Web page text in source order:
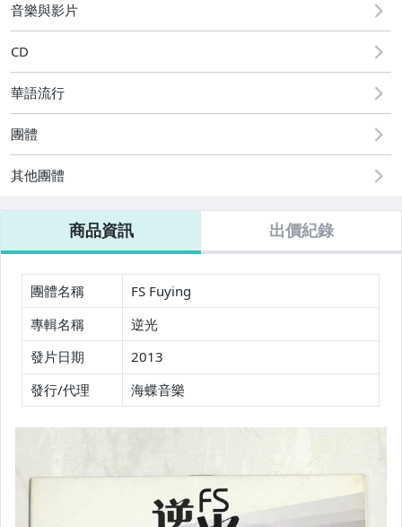
音樂與影片
CD
華語流行
團體
其他團體
商品資訊 出價紀錄
團體名稱
FS Fuying
專輯名稱
逆光
發片日期
2013
發行/代理
海蝶音樂